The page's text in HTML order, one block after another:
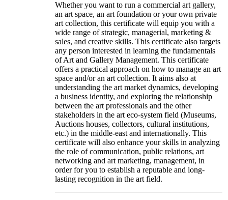
Whether you want to run a commercial art gallery,
an art space, an art foundation or your own private
art collection, this certificate will equip you with a
wide range of strategic, managerial, marketing &
sales, and creative skills. This certificate also targets
any person interested in learning the fundamentals
of Art and Gallery Management. This certificate
offers a practical approach on how to manage an art
space and/or an art collection. It aims also at
understanding the art market dynamics, developing
a business identity, and exploring the relationship
between the art professionals and the other
stakeholders in the art eco-system field (Museums,
Auctions houses, collectors, cultural institutions,
etc.) in the middle-east and internationally. This
certificate will also enhance your skills in analyzing
the role of communication, public relations, art
networking and art marketing, management, in
order for you to establish a reputable and long-
lasting recognition in the art field.